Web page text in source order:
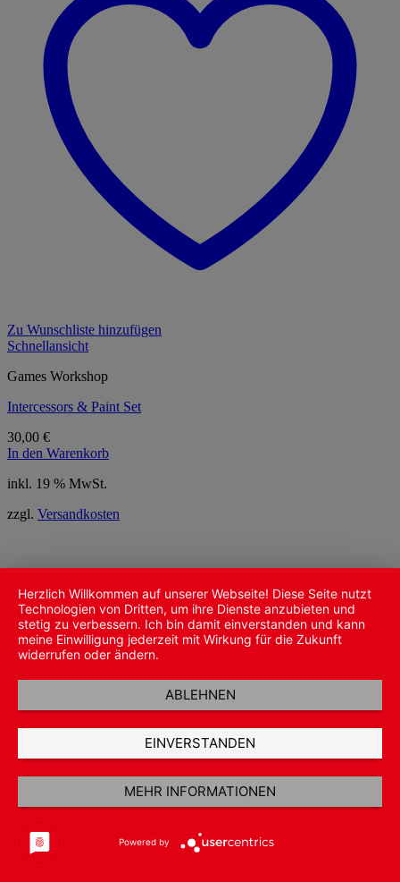
Zu Wunschliste hinzufügen
Schnellansicht
Games Workshop
Intercessors & Paint Set
30,00 €
In den Warenkorb
inkl. 19 % MwSt.
zzgl. Versandkosten
Herzlich Willkommen auf unserer Webseite! Diese Seite nutzt
Technologien von Dritten, um ihre Dienste anzubieten und
stetig zu verbessern. Ich bin damit einverstanden und kann
meine Einwilligung jederzeit mit Wirkung für die Zukunft
widerrufen oder ändern.
ABLEHNEN
EINVERSTANDEN
MEHR INFORMATIONEN
Powered by